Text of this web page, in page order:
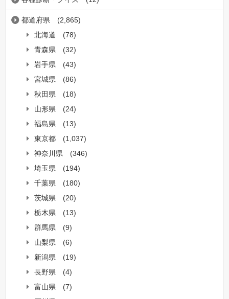
都道府県
(2,865)
北海道
(78)
青森県
(32)
岩手県
(43)
宮城県
(86)
秋田県
(18)
山形県
(24)
福島県
(13)
東京都
(1,037)
神奈川県
(346)
埼玉県
(194)
千葉県
(180)
茨城県
(20)
栃木県
(13)
群馬県
(9)
山梨県
(6)
新潟県
(19)
長野県
(4)
富山県
(7)